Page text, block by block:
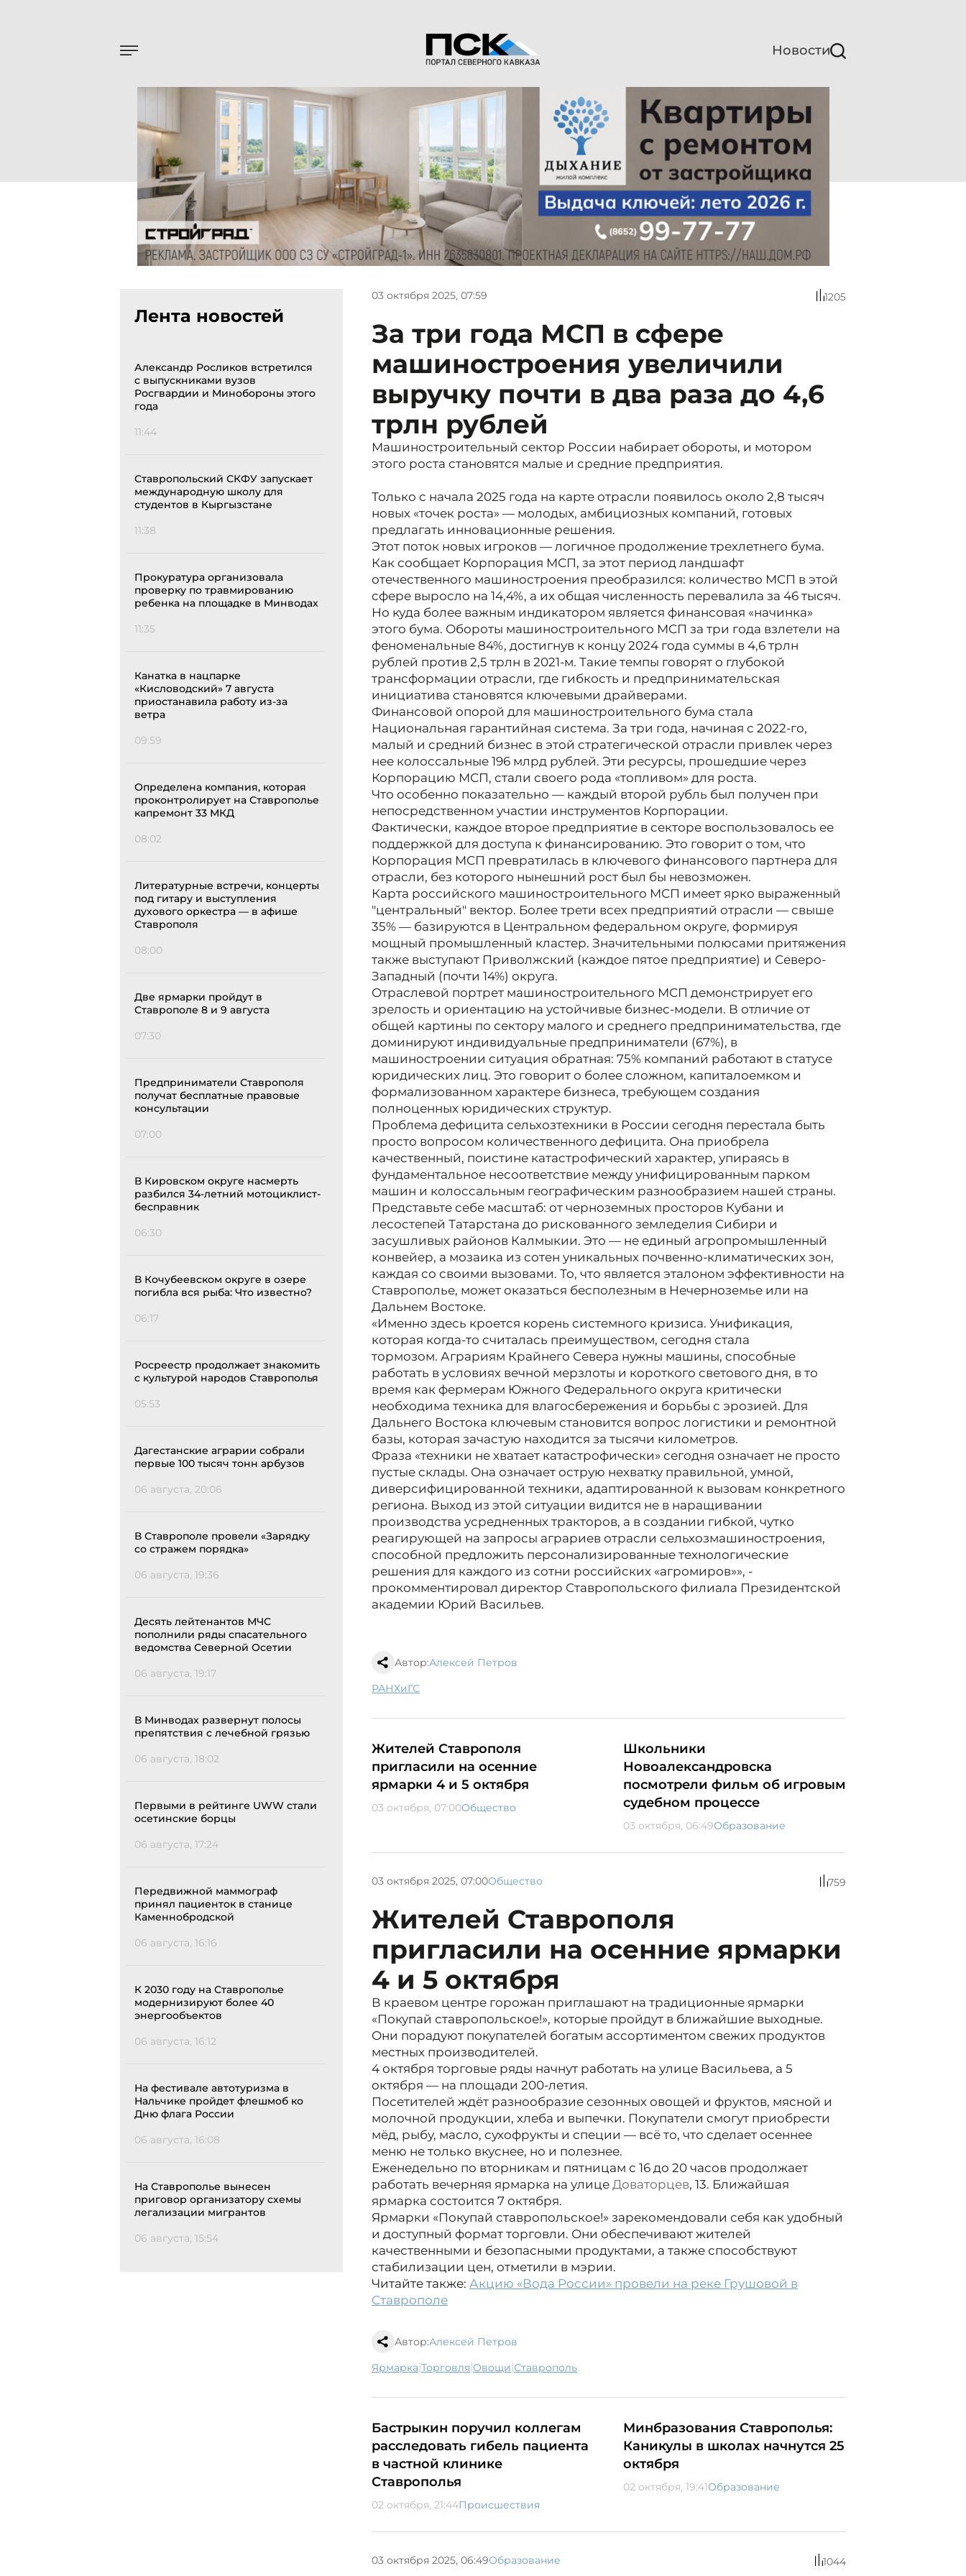
Новости
Лента новостей
Александр Росликов встретился
с выпускниками вузов
Росгвардии и Минобороны этого
года
11:44
Ставропольский СКФУ запускает
международную школу для
студентов в Кыргызстане
11:38
Прокуратура организовала
проверку по травмированию
ребенка на площадке в Минводах
11:35
Канатка в нацпарке
«Кисловодский» 7 августа
приостанавила работу из-за
ветра
09:59
Определена компания, которая
проконтролирует на Ставрополье
капремонт 33 МКД
08:02
Литературные встречи, концерты
под гитару и выступления
духового оркестра — в афише
Ставрополя
08:00
Две ярмарки пройдут в
Ставрополе 8 и 9 августа
07:30
Предприниматели Ставрополя
получат бесплатные правовые
консультации
07:00
В Кировском округе насмерть
разбился 34-летний мотоциклист-
бесправник
06:30
В Кочубеевском округе в озере
погибла вся рыба: Что известно?
06:17
Росреестр продолжает знакомить
с культурой народов Ставрополья
05:53
Дагестанские аграрии собрали
первые 100 тысяч тонн арбузов
06 августа, 20:06
В Ставрополе провели «Зарядку
со стражем порядка»
06 августа, 19:36
Десять лейтенантов МЧС
пополнили ряды спасательного
ведомства Северной Осетии
06 августа, 19:17
В Минводах развернут полосы
препятствия с лечебной грязью
06 августа, 18:02
Первыми в рейтинге UWW стали
осетинские борцы
06 августа, 17:24
Передвижной маммограф
принял пациенток в станице
Каменнобродской
06 августа, 16:16
К 2030 году на Ставрополье
модернизируют более 40
энергообъектов
06 августа, 16:12
На фестивале автотуризма в
Нальчике пройдет флешмоб ко
Дню флага России
06 августа, 16:08
На Ставрополье вынесен
приговор организатору схемы
легализации мигрантов
06 августа, 15:54
03 октября 2025, 07:59 1205
За три года МСП в сфере
машиностроения увеличили
выручку почти в два раза до 4,6
трлн рублей
Машиностроительный сектор России набирает обороты, и мотором
этого роста становятся малые и средние предприятия.
Только с начала 2025 года на карте отрасли появилось около 2,8 тысяч
новых «точек роста» — молодых, амбициозных компаний, готовых
предлагать инновационные решения.
Этот поток новых игроков — логичное продолжение трехлетнего бума.
Как сообщает Корпорация МСП, за этот период ландшафт
отечественного машиностроения преобразился: количество МСП в этой
сфере выросло на 14,4%, а их общая численность перевалила за 46 тысяч.
Но куда более важным индикатором является финансовая «начинка»
этого бума. Обороты машиностроительного МСП за три года взлетели на
феноменальные 84%, достигнув к концу 2024 года суммы в 4,6 трлн
рублей против 2,5 трлн в 2021-м. Такие темпы говорят о глубокой
трансформации отрасли, где гибкость и предпринимательская
инициатива становятся ключевыми драйверами.
Финансовой опорой для машиностроительного бума стала
Национальная гарантийная система. За три года, начиная с 2022-го,
малый и средний бизнес в этой стратегической отрасли привлек через
нее колоссальные 196 млрд рублей. Эти ресурсы, прошедшие через
Корпорацию МСП, стали своего рода «топливом» для роста.
Что особенно показательно — каждый второй рубль был получен при
непосредственном участии инструментов Корпорации.
Фактически, каждое второе предприятие в секторе воспользовалось ее
поддержкой для доступа к финансированию. Это говорит о том, что
Корпорация МСП превратилась в ключевого финансового партнера для
отрасли, без которого нынешний рост был бы невозможен.
Карта российского машиностроительного МСП имеет ярко выраженный
"центральный" вектор. Более трети всех предприятий отрасли — свыше
35% — базируются в Центральном федеральном округе, формируя
мощный промышленный кластер. Значительными полюсами притяжения
также выступают Приволжский (каждое пятое предприятие) и Северо-
Западный (почти 14%) округа.
Отраслевой портрет машиностроительного МСП демонстрирует его
зрелость и ориентацию на устойчивые бизнес-модели. В отличие от
общей картины по сектору малого и среднего предпринимательства, где
доминируют индивидуальные предприниматели (67%), в
машиностроении ситуация обратная: 75% компаний работают в статусе
юридических лиц. Это говорит о более сложном, капиталоемком и
формализованном характере бизнеса, требующем создания
полноценных юридических структур.
Проблема дефицита сельхозтехники в России сегодня перестала быть
просто вопросом количественного дефицита. Она приобрела
качественный, поистине катастрофический характер, упираясь в
фундаментальное несоответствие между унифицированным парком
машин и колоссальным географическим разнообразием нашей страны.
Представьте себе масштаб: от черноземных просторов Кубани и
лесостепей Татарстана до рискованного земледелия Сибири и
засушливых районов Калмыкии. Это — не единый агропромышленный
конвейер, а мозаика из сотен уникальных почвенно-климатических зон,
каждая со своими вызовами. То, что является эталоном эффективности на
Ставрополье, может оказаться бесполезным в Нечерноземье или на
Дальнем Востоке.
«Именно здесь кроется корень системного кризиса. Унификация,
которая когда-то считалась преимуществом, сегодня стала
тормозом. Аграриям Крайнего Севера нужны машины, способные
работать в условиях вечной мерзлоты и короткого светового дня, в то
время как фермерам Южного Федерального округа критически
необходима техника для влагосбережения и борьбы с эрозией. Для
Дальнего Востока ключевым становится вопрос логистики и ремонтной
базы, которая зачастую находится за тысячи километров.
Фраза «техники не хватает катастрофически» сегодня означает не просто
пустые склады. Она означает острую нехватку правильной, умной,
диверсифицированной техники, адаптированной к вызовам конкретного
региона. Выход из этой ситуации видится не в наращивании
производства усредненных тракторов, а в создании гибкой, чутко
реагирующей на запросы аграриев отрасли сельхозмашиностроения,
способной предложить персонализированные технологические
решения для каждого из сотни российских «агромиров»», -
прокомментировал директор Ставропольского филиала Президентской
академии Юрий Васильев.
Автор:Алексей Петров
РАНХиГС
Жителей Ставрополя
пригласили на осенние
ярмарки 4 и 5 октября
03 октября, 07:00Общество
Школьники
Новоалександровска
посмотрели фильм об игровым
судебном процессе
03 октября, 06:49Образование
03 октября 2025, 07:00Общество 759
Жителей Ставрополя
пригласили на осенние ярмарки
4 и 5 октября
В краевом центре горожан приглашают на традиционные ярмарки
«Покупай ставропольское!», которые пройдут в ближайшие выходные.
Они порадуют покупателей богатым ассортиментом свежих продуктов
местных производителей.
4 октября торговые ряды начнут работать на улице Васильева, а 5
октября — на площади 200-летия.
Посетителей ждёт разнообразие сезонных овощей и фруктов, мясной и
молочной продукции, хлеба и выпечки. Покупатели смогут приобрести
мёд, рыбу, масло, сухофрукты и специи — всё то, что сделает осеннее
меню не только вкуснее, но и полезнее.
Еженедельно по вторникам и пятницам с 16 до 20 часов продолжает
работать вечерняя ярмарка на улице Доваторцев, 13. Ближайшая
ярмарка состоится 7 октября.
Ярмарки «Покупай ставропольское!» зарекомендовали себя как удобный
и доступный формат торговли. Они обеспечивают жителей
качественными и безопасными продуктами, а также способствуют
стабилизации цен, отметили в мэрии.
Читайте также: Акцию «Вода России» провели на реке Грушовой в
Ставрополе
Автор:Алексей Петров
ярмарка| торговля| овощи| Ставрополь
Бастрыкин поручил коллегам
расследовать гибель пациента
в частной клинике
Ставрополья
02 октября, 21:44Происшествия
Минбразования Ставрополья:
Каникулы в школах начнутся 25
октября
02 октября, 19:41Образование
03 октября 2025, 06:49Образование 1044